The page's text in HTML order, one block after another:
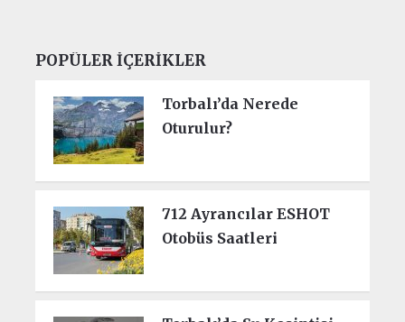
POPÜLER İÇERIKLER
Torbalı’da Nerede
Oturulur?
712 Ayrancılar ESHOT
Otobüs Saatleri